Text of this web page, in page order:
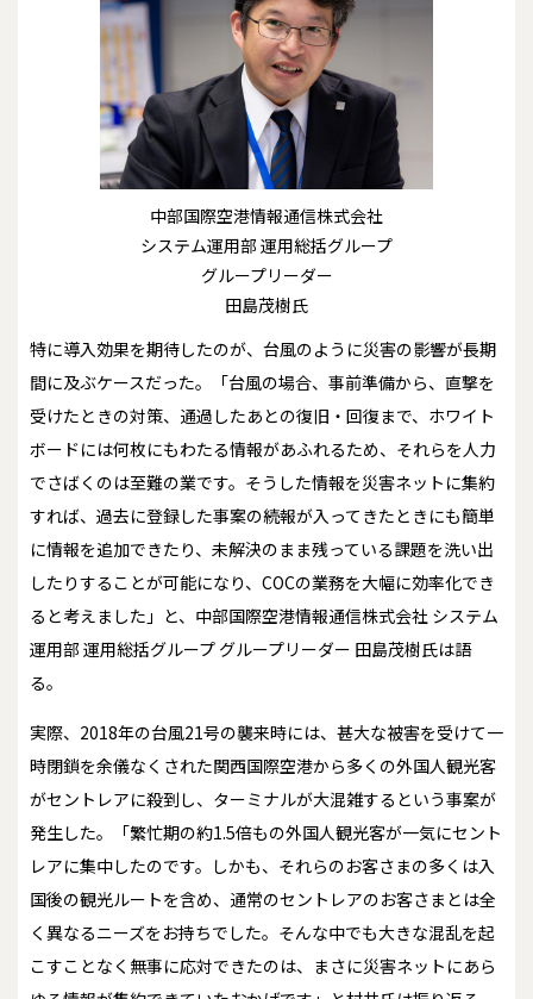
中部国際空港情報通信株式会社
システム運用部 運用総括グループ
グループリーダー
田島茂樹氏
特に導入効果を期待したのが、台風のように災害の影響が長期
間に及ぶケースだった。「台風の場合、事前準備から、直撃を
受けたときの対策、通過したあとの復旧・回復まで、ホワイト
ボードには何枚にもわたる情報があふれるため、それらを人力
でさばくのは至難の業です。そうした情報を災害ネットに集約
すれば、過去に登録した事案の続報が入ってきたときにも簡単
に情報を追加できたり、未解決のまま残っている課題を洗い出
したりすることが可能になり、COCの業務を大幅に効率化でき
ると考えました」と、中部国際空港情報通信株式会社 システム
運用部 運用総括グループ グループリーダー 田島茂樹氏は語
る。
実際、2018年の台風21号の襲来時には、甚大な被害を受けて一
時閉鎖を余儀なくされた関西国際空港から多くの外国人観光客
がセントレアに殺到し、ターミナルが大混雑するという事案が
発生した。「繁忙期の約1.5倍もの外国人観光客が一気にセント
レアに集中したのです。しかも、それらのお客さまの多くは入
国後の観光ルートを含め、通常のセントレアのお客さまとは全
く異なるニーズをお持ちでした。そんな中でも大きな混乱を起
こすことなく無事に応対できたのは、まさに災害ネットにあら